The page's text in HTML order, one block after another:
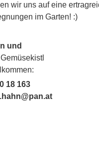
wir uns auf eine
im Garten! :)
und
18 163